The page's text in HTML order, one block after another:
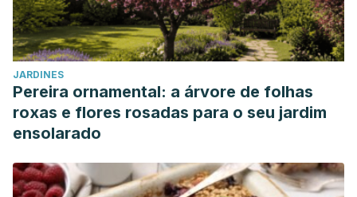
JARDINES
Pereira ornamental: a árvore de folhas
roxas e flores rosadas para o seu jardim
ensolarado